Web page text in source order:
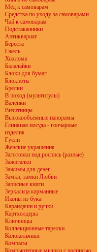
Мёд к самоварам
Средства по уходу за самоварами
Чай к самоварам
Подстаканники
Антиквариат
Береста
Гжель
Хохлома
Балалайки
Блоки для бумаг
Блокноты
Брелки
В поход (мультитулы)
Валенки
Визитницы
Высокообъёмные панорамы
Глиняная посуда - гончарные
изделия
Гусли
Женские украшения
Заготовки под роспись (разные)
Зажигалки
Зажимы для денег
Замки, замки Любви
Записные книги
Зеркальца карманные
Иконы из бука
Карандаши и ручки
Картхолдеры
Ключницы
Коллекционные тарелки
Колокольчики
Компасы
Компьютерные мышки с росписью